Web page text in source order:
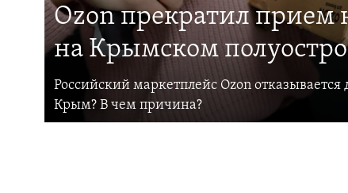
Ozon прекратил прием
на Крымском
Российский маркетплейс Ozon отказывается
Крым? В чем причина?